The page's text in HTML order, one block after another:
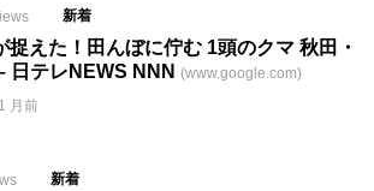
新着
捉えた！田んぼに佇む 1頭のクマ 秋田・
日テレNEWS NNN (www.google.com)
月前
新着